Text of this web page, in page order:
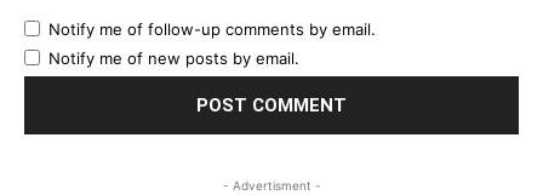
Notify me of follow-up comments by email.
Notify me of new posts by email.
- Advertisment -